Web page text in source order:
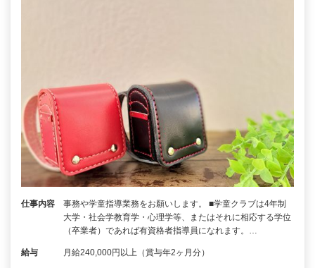
仕事内容
事務や学童指導業務をお願いします。 ■学童クラブは4年制
大学・社会学教育学・心理学等、またはそれに相応する学位
（卒業者）であれば有資格者指導員になれます。…
給与 月給240,000円以上（賞与年2ヶ月分）